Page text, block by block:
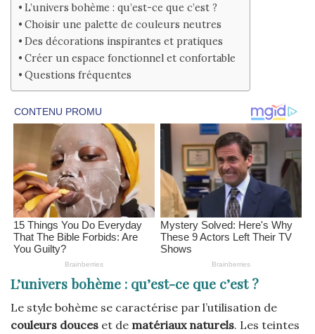
L’univers bohème : qu’est-ce que c’est ?
Choisir une palette de couleurs neutres
Des décorations inspirantes et pratiques
Créer un espace fonctionnel et confortable
Questions fréquentes
L’univers bohème : qu’est-ce que c’est ?
Le style bohème se caractérise par l’utilisation de
couleurs douces et de matériaux naturels. Les teintes